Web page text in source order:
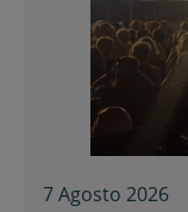
7 Agosto 2026